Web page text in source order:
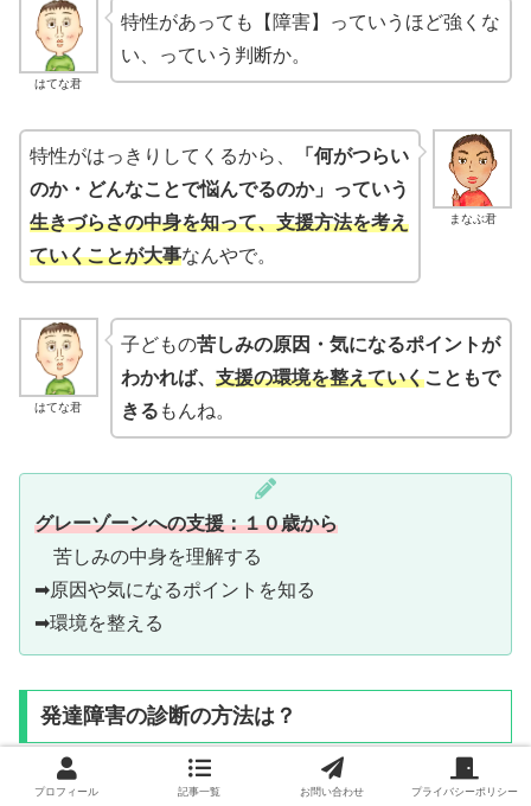
はてな君
特性があっても【障害】っていうほど強くな
い、っていう判断か。
まなぶ君
特性がはっきりしてくるから、
「何がつらい
のか・どんなことで悩んでるのか」っていう
生きづらさの中身を知って、支援方法を考え
ていくことが大事なんやで。
はてな君
子どもの苦しみの原因・気になるポイントが
わかれば、 支援の環境を整えていくこともで
きる もんね。
グレーゾーンへの支援：１０歳から
苦しみの中身を理解する
➡原因や気になるポイントを知る
➡環境を整える
発達障害の診断の方法は？
プロフィール 記事一覧 お問い合わせ プライバシーポリシー